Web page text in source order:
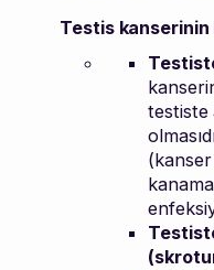
Testis
testiste